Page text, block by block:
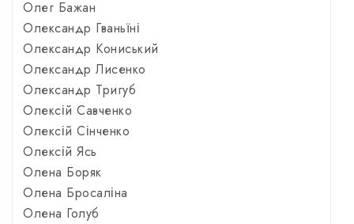
Олег Бажан
Олександр Гваньїні
Олександр Кониський
Олександр Лисенко
Олександр Тригуб
Олексій Савченко
Олексій Сінченко
Олексій Ясь
Олена Боряк
Олена Бросаліна
Олена Голуб